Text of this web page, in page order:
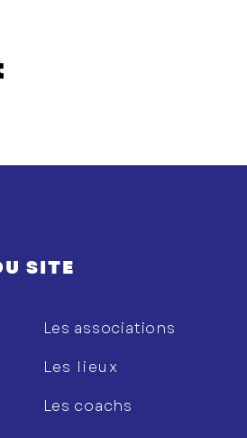
SITE
Les associations
Les lieux
Les coachs